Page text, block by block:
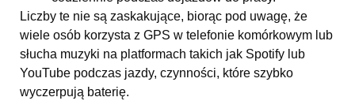
Liczby te nie są zaskakujące, biorąc pod uwagę, że
wiele osób korzysta z GPS w telefonie komórkowym lub
słucha muzyki na platformach takich jak Spotify lub
YouTube podczas jazdy, czynności, które szybko
wyczerpują baterię.